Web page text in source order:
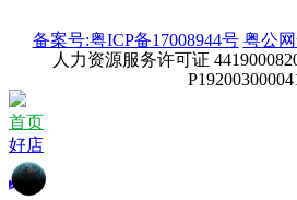
备案号:粤ICP备17008944号 粤公网
人力资源服务许可证
首页
好店